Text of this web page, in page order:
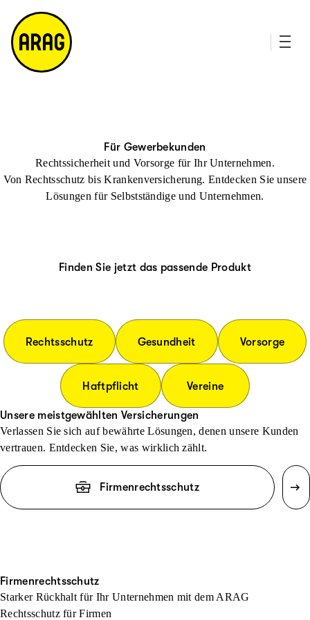
m
a
p
Für Gewerbekunden
Rechtssicherheit und Vorsorge für Ihr Unternehmen.
Von Rechtsschutz bis Krankenversicherung. Entdecken Sie unsere
Lösungen für Selbstständige und Unternehmen.
Finden Sie jetzt das passende Produkt
Rechtsschutz Gesundheit Vorsorge
Haftpflicht Vereine
Unsere meistgewählten Versicherungen
Verlassen Sie sich auf bewährte Lösungen, denen unsere Kunden
vertrauen. Entdecken Sie, was wirklich zählt.
Firmenrechtsschutz
Firmenrechtsschutz
Starker Rückhalt für Ihr Unternehmen mit dem ARAG
Rechtsschutz für Firmen